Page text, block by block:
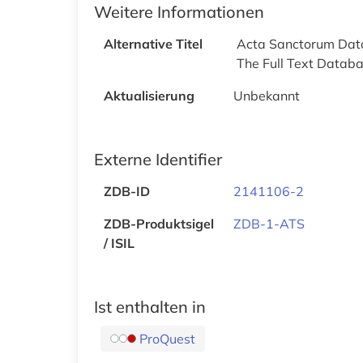
Weitere Informationen
Alternative Titel
Acta Sanctorum
The Full Text
Aktualisierung
Unbekannt
Externe Identifier
ZDB-ID
2141106-2
ZDB-Produktsigel
/ ISIL
ZDB-1-ATS
Ist enthalten in
ProQuest